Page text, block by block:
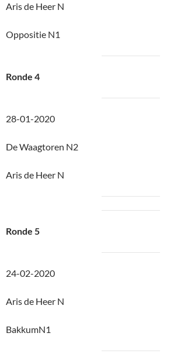
Aris de Heer N
Oppositie N1
Ronde 4
28-01-2020
De Waagtoren N2
Aris de Heer N
Ronde 5
24-02-2020
Aris de Heer N
BakkumN1